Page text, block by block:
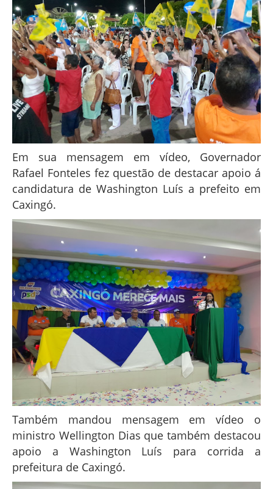
Em sua mensagem em vídeo, Governador
Rafael Fonteles fez questão de destacar apoio á
candidatura de Washington Luís a prefeito em
Caxingó.
Também mandou mensagem em vídeo o
ministro Wellington Dias que também destacou
apoio a Washington Luís para corrida a
prefeitura de Caxingó.